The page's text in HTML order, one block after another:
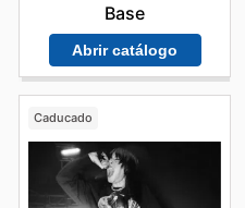
Base
Abrir catálogo
Caducado